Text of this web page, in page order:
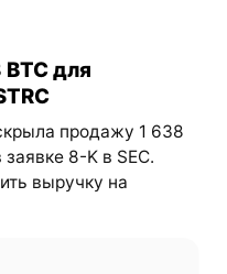
для
продажу 1 638
8-K в SEC.
выручку на